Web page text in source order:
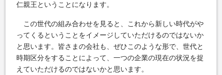
仁親王ということになります。
この世代の組み合わせを見ると、これから新しい時代がや
ってくるということをイメージしていただけるのではないか
と思います。皆さまの会社も、ぜひこのような形で、世代と
時期区分をすることによって、一つの企業の現在の状況を捉
えていただけるのではないかと思います。